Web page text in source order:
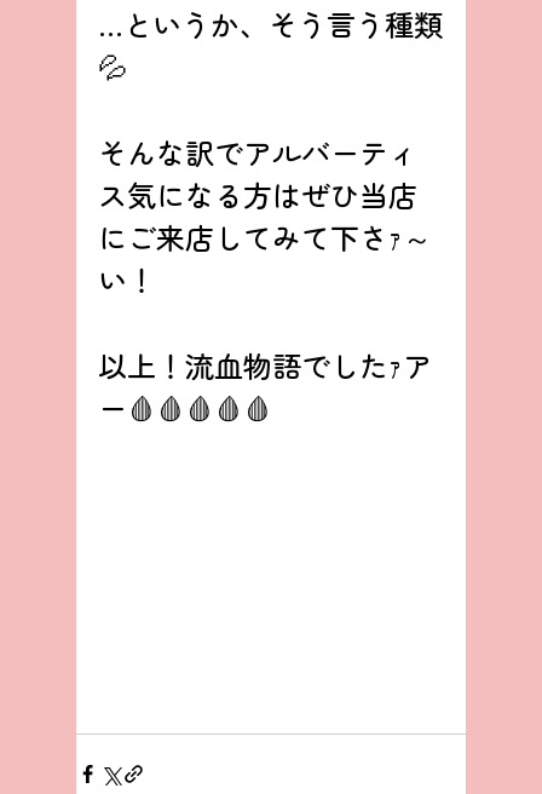
…というか、そう言う種類
💦
そんな訳でアルバーティ
ス気になる方はぜひ当店
にご来店してみて下さｧ～
い！
以上！流血物語でしたｧア
ー🩸🩸🩸🩸🩸